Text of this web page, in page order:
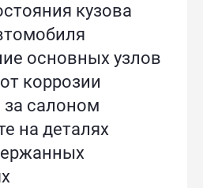
кузова
основных узлов
коррозии
салоном
на деталях